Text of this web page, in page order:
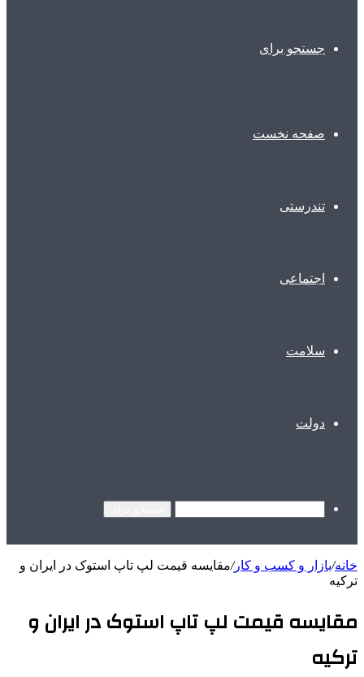
جستجو برای
صفحه نخست
تندرستی
اجتماعی
سلامت
دولت
خانه/بازار و کسب و کار/مقایسه قیمت لپ تاپ استوک در ایران و
ترکیه
مقایسه قیمت لپ تاپ استوک در ایران و
ترکیه